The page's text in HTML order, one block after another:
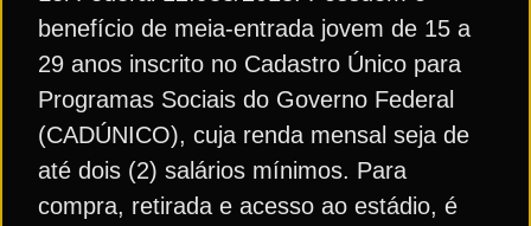
benefício de meia-entrada jovem de 15 a
29 anos inscrito no Cadastro Único para
Programas Sociais do Governo Federal
(CADÚNICO), cuja renda mensal seja de
até dois (2) salários mínimos. Para
compra, retirada e acesso ao estádio, é